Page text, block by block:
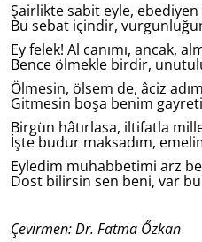
Şairlikte sabit eyle,
Bu sebat içindir,
Ey felek! Al canımı, ancak,
Bence ölmekle birdir,
Ölmesin, ölsem de, âciz
Gitmesin boşa benim
Birgün hâtırlasa, iltifatla
İşte budur maksadım,
Eyledim muhabbetimi arz
Dost bilirsin sen beni, var
Çevirmen: Dr. Fatma Őzkan